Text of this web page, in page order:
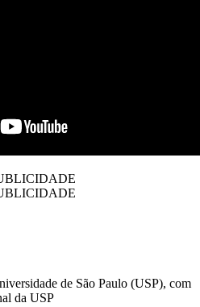
de São Paulo (USP), com
da USP